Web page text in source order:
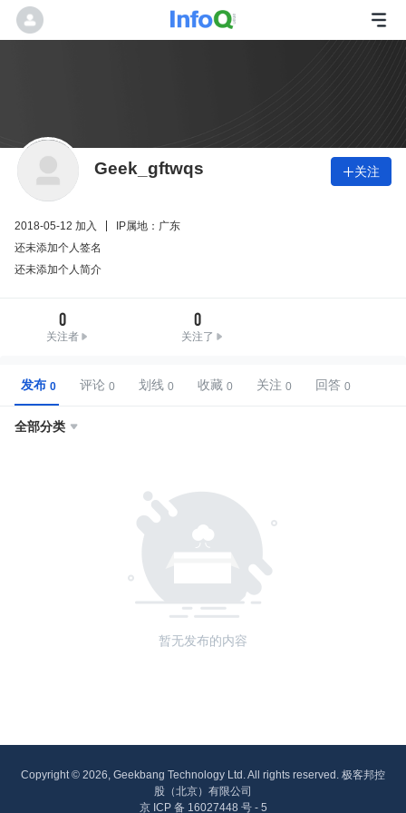
Geek_gftwqs 关注
2018-05-12 加入
IP属地：广东
还未添加个人签名
还未添加个人简介
0
关注者
0
关注了
发布 评论 划线 收藏 关注 回答
全部分类 
暂无发布的内容
Copyright © 2026, Geekbang Technology Ltd. All rights reserved. 极客邦控
股（北京）有限公司
京 ICP 备 16027448 号 - 5